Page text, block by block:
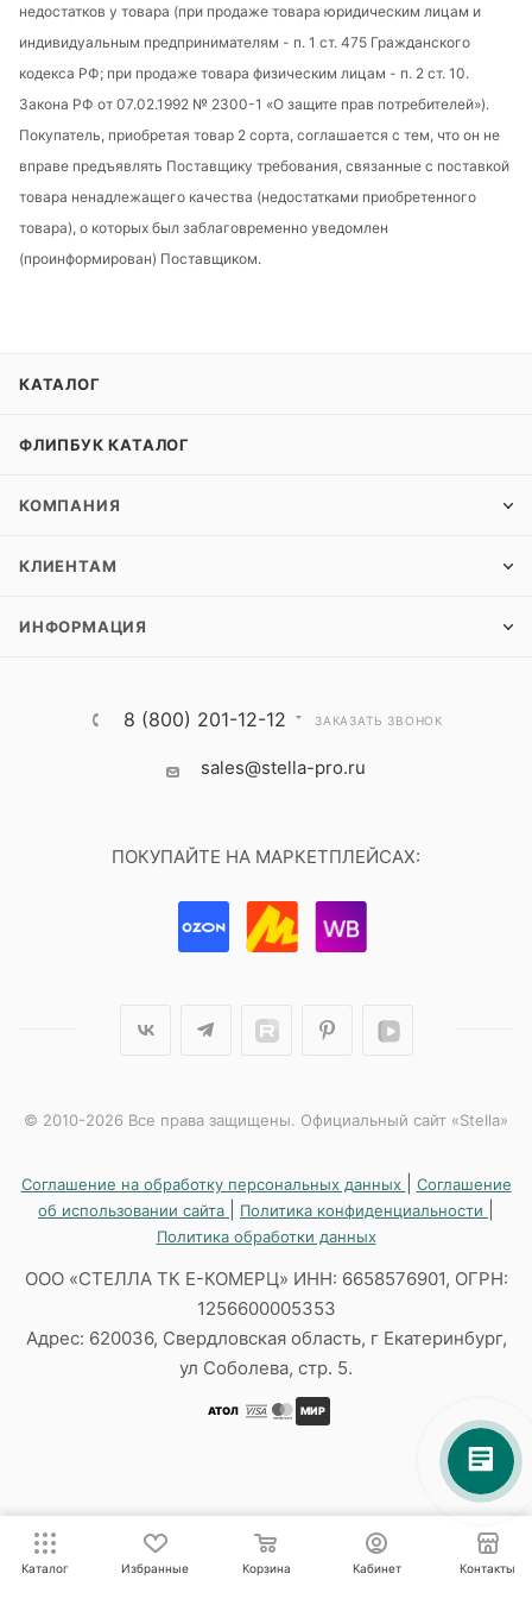
недостатков у товара (при продаже товара юридическим лицам и
индивидуальным предпринимателям - п. 1 ст. 475 Гражданского
кодекса РФ; при продаже товара физическим лицам - п. 2 ст. 10.
Закона РФ от 07.02.1992 № 2300-1 «О защите прав потребителей»).
Покупатель, приобретая товар 2 сорта, соглашается с тем, что он не
вправе предъявлять Поставщику требования, связанные с поставкой
товара ненадлежащего качества (недостатками приобретенного
товара), о которых был заблаговременно уведомлен
(проинформирован) Поставщиком.
КАТАЛОГ
ФЛИПБУК КАТАЛОГ
КОМПАНИЯ
КЛИЕНТАМ
ИНФОРМАЦИЯ
8 (800) 201-12-12 ЗАКАЗАТЬ ЗВОНОК
sales@stella-pro.ru
ПОКУПАЙТЕ НА МАРКЕТПЛЕЙСАХ:
© 2010-2026 Все права защищены. Официальный сайт «Stella»
Соглашение на обработку персональных данных
Соглашение
об использовании сайта
Политика конфиденциальности
Политика обработки данных
ООО «СТЕЛЛА ТК Е-КОМЕРЦ» ИНН: 6658576901, ОГРН:
1256600005353
Адрес: 620036, Свердловская область, г Екатеринбург,
ул Соболева, стр. 5.
АТОЛ МИР
Каталог Избранные Корзина Кабинет Контакты